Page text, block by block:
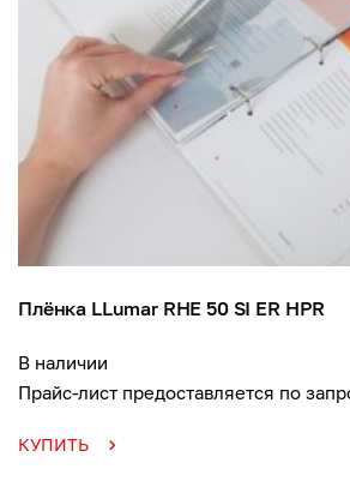
Плёнка LLumar RHE 50 SI ER HPR
В наличии
Прайс-лист предоставляется по
КУПИТЬ